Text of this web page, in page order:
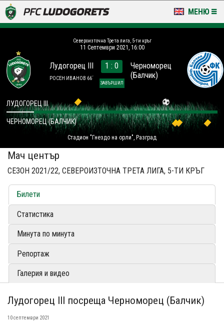
МЕНЮ
LUDOGORETS TV
НА ТЕРЕНА
СТАДИОН & БАЗИ
КЛУБ
ЗА ФЕНОВЕ
Североизточна Трета лига, 5-ти кръг
11 Септември 2021, 16:00
Лудогорец III
РОСЕН ИВАНОВ 66´
1 : 0
ЗАВЪРШИЛ
Черноморец
(Балчик)
Стадион "Гнездо на орли", Разград
ЛУДОГОРЕЦ III
ЧЕРНОМОРЕЦ (БАЛЧИК)
Мач център
СЕЗОН 2021/22, СЕВЕРОИЗТОЧНА ТРЕТА ЛИГА, 5-ТИ КРЪГ
Билети
Статистика
Минута по минута
Репортаж
Галерия и видео
Лудогорец III посреща Черноморец (Балчик)
10 септември 2021